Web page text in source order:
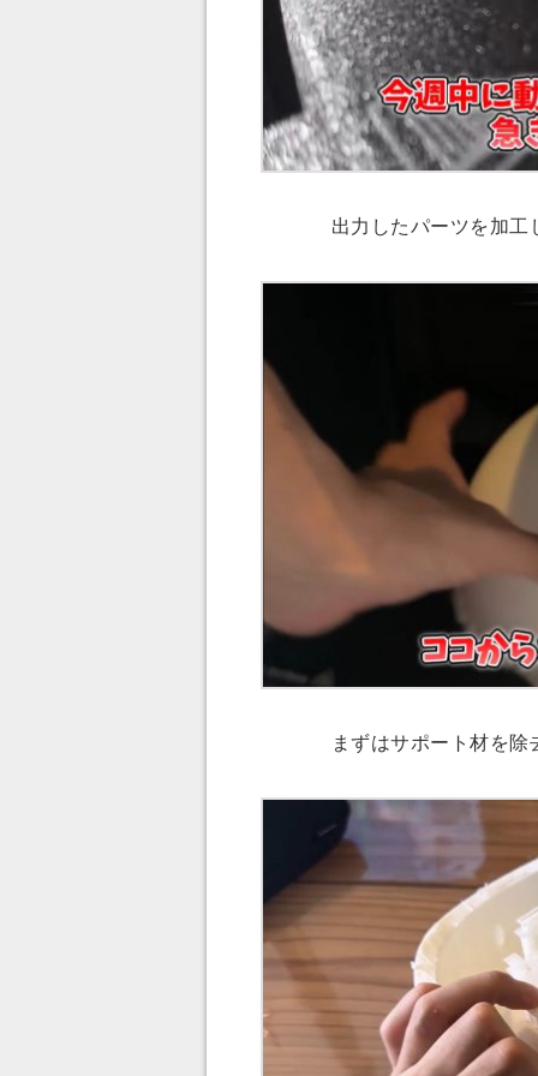
出力したパーツを加工
まずはサポート材を除